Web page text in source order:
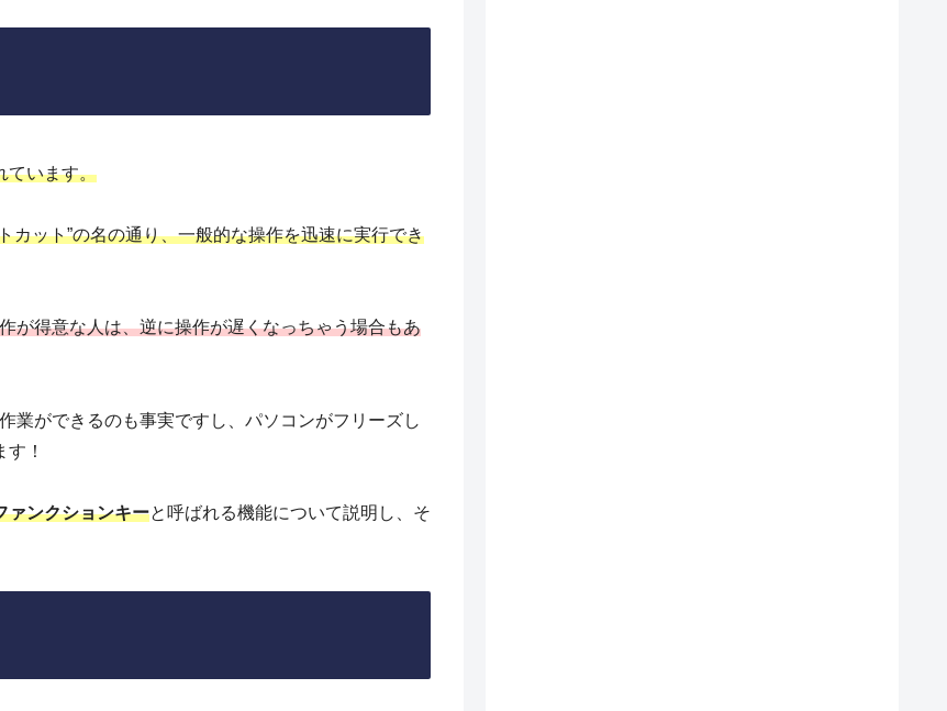
ています。
カット”の名の通り、一般的な操作を迅速に実行でき
が得意な人は、逆に操作が遅くなっちゃう場合もあ
業ができるのも事実ですし、パソコンがフリーズし
！
ァンクションキーと呼ばれる機能について説明し、そ